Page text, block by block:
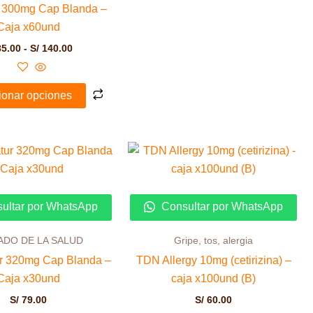
Cap Blanda –
x60und
- S/ 140.00
opciones
por WhatsApp
DE LA SALUD
320mg Cap Blanda –
x30und
S/ 79.00
Consultar por WhatsApp
Gripe, tos, alergia
TDN Allergy 10mg (cetirizina) –
caja x100und (B)
S/ 60.00